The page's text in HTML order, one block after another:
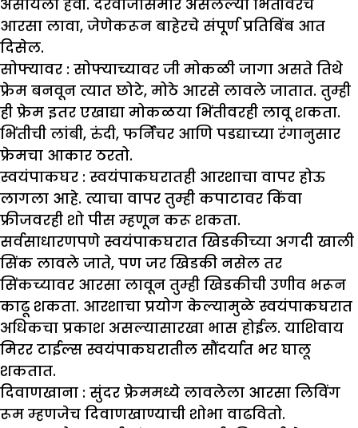
असायला हवी. दरवाजासमोर असलेल्या भिंतीवरच
आरसा लावा, जेणेकरून बाहेरचे संपूर्ण प्रतिबिंब आत
दिसेल.
सोफ्यावर : सोफ्याच्यावर जी मोकळी जागा असते तिथे
फ्रेम बनवून त्यात छोटे, मोठे आरसे लावले जातात. तुम्ही
ही फ्रेम इतर एखाद्या मोकळया भिंतीवरही लावू शकता.
भिंतीची लांबी, रुंदी, फर्निचर आणि पडद्याच्या रंगानुसार
फ्रेमचा आकार ठरतो.
स्वयंपाकघर : स्वयंपाकघरातही आरशाचा वापर होऊ
लागला आहे. त्याचा वापर तुम्ही कपाटावर किंवा
फ्रीजवरही शो पीस म्हणून करू शकता.
सर्वसाधारणपणे स्वयंपाकघरात खिडकीच्या अगदी खाली
सिंक लावले जाते, पण जर खिडकी नसेल तर
सिंकच्यावर आरसा लावून तुम्ही खिडकीची उणीव भरून
काढू शकता. आरशाचा प्रयोग केल्यामुळे स्वयंपाकघरात
अधिकचा प्रकाश असल्यासारखा भास होईल. याशिवाय
मिरर टाईल्स स्वयंपाकघरातील सौंदर्यात भर घालू
शकतात.
दिवाणखाना : सुंदर फ्रेममध्ये लावलेला आरसा लिविंग
रूम म्हणजेच दिवाणखाण्याची शोभा वाढवितो.